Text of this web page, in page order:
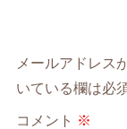
メールアドレス
いている欄は必
コメント ※